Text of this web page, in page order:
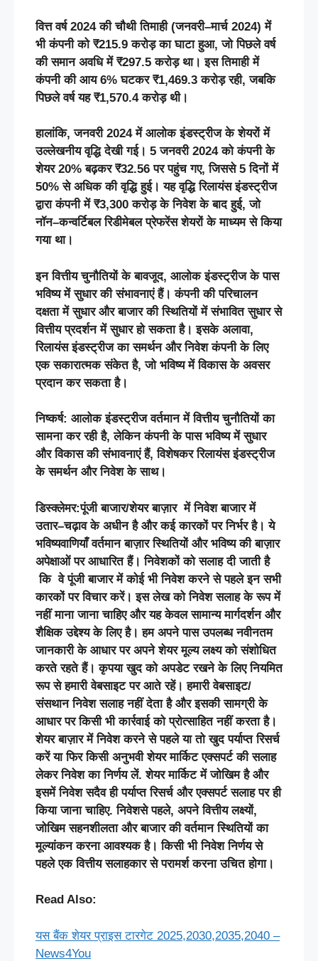
वित्त वर्ष2024की चौथी तिमाही(जनवरी–मार्च2024)में
भी कंपनी को₹215.9करोड़ का घाटा हुआ,जो पिछले वर्ष
की समान अवधि में₹297.5करोड़ था। इस तिमाही में
कंपनी की आय6%घटकर₹1,469.3करोड़ रही,जबकि
पिछले वर्ष यह₹1,570.4करोड़ थी।
हालांकि,जनवरी2024में आलोक इंडस्ट्रीज के शेयरों में
उल्लेखनीय वृद्धि देखी गई। 5जनवरी2024को कंपनी के
शेयर20%बढ़कर₹32.56पर पहुंच गए,जिससे5दिनों में
50%से अधिक की वृद्धि हुई। यह वृद्धि रिलायंस इंडस्ट्रीज
द्वारा कंपनी में₹3,300करोड़ के निवेश के बाद हुई,जो
नॉन–कन्वर्टिबल रिडीमेबल प्रेफरेंस शेयरों के माध्यम से किया
गया था।
इन वित्तीय चुनौतियों के बावजूद, आलोक इंडस्ट्रीज के पास
भविष्य में सुधार की संभावनाएं हैं। कंपनी की परिचालन
दक्षता में सुधार और बाजार की स्थितियों में संभावित सुधार से
वित्तीय प्रदर्शन में सुधार हो सकता है। इसके अलावा,
रिलायंस इंडस्ट्रीज का समर्थन और निवेश कंपनी के लिए
एक सकारात्मक संकेत है,जो भविष्य में विकास के अवसर
प्रदान कर सकता है।
निष्कर्ष: आलोक इंडस्ट्रीज वर्तमान में वित्तीय चुनौतियों का
सामना कर रही है, लेकिन कंपनी के पास भविष्य में सुधार
और विकास की संभावनाएं हैं, विशेषकर रिलायंस इंडस्ट्रीज
के समर्थन और निवेश के साथ।
डिस्क्लेमर:पूंजी बाजार/शेयर बाज़ार में निवेश बाजार में
उतार–चढ़ाव के अधीन है और कई कारकों पर निर्भर है। ये
भविष्यवाणियाँ वर्तमान बाज़ार स्थितियों और भविष्य की बाज़ार
अपेक्षाओं पर आधारित हैं। निवेशकों को सलाह दी जाती है
कि वे पूंजी बाजार में कोई भी निवेश करने से पहले इन सभी
कारकों पर विचार करें। इस लेख को निवेश सलाह के रूप में
नहीं माना जाना चाहिए और यह केवल सामान्य मार्गदर्शन और
शैक्षिक उद्देश्य के लिए है। हम अपने पास उपलब्ध नवीनतम
जानकारी के आधार पर अपने शेयर मूल्य लक्ष्य को संशोधित
करते रहते हैं। कृपया खुद को अपडेट रखने के लिए नियमित
रूप से हमारी वेबसाइट पर आते रहें। हमारी वेबसाइट/
संसथान निवेश सलाह नहीं देता है और इसकी सामग्री के
आधार पर किसी भी कार्रवाई को प्रोत्साहित नहीं करता है।
शेयर बाज़ार में निवेश करने से पहले या तो खुद पर्याप्त रिसर्च
करें या फिर किसी अनुभवी शेयर मार्किट एक्सपर्ट की सलाह
लेकर निवेश का निर्णय लें.शेयर मार्किट में जोखिम है और
इसमें निवेश सदैव ही पर्याप्त रिसर्च और एक्सपर्ट सलाह पर ही
किया जाना चाहिए. निवेशसेपहले, अपनेवित्तीयलक्ष्यों,
जोखिमसहनशीलता औरबाजारकीवर्तमानस्थितियोंका
मूल्यांकनकरना आवश्यकहै।किसी भीनिवेशनिर्णयसे
पहलेएकवित्तीयसलाहकारसेपरामर्शकरनाउचितहोगा।
Read Also:
यस बैंक शेयर प्राइस टारगेट 2025,2030,2035,2040 –
News4You